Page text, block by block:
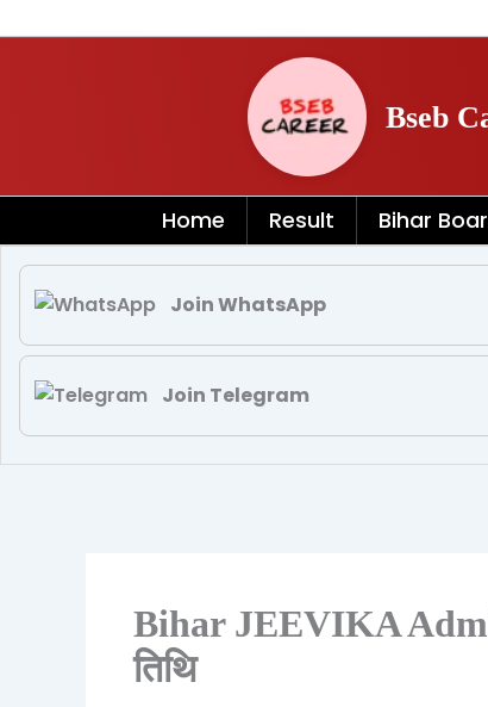
to
Bseb
Home Result Bihar
Join WhatsApp
Join Telegram
Bihar JEEVIKA Admit
तिथि